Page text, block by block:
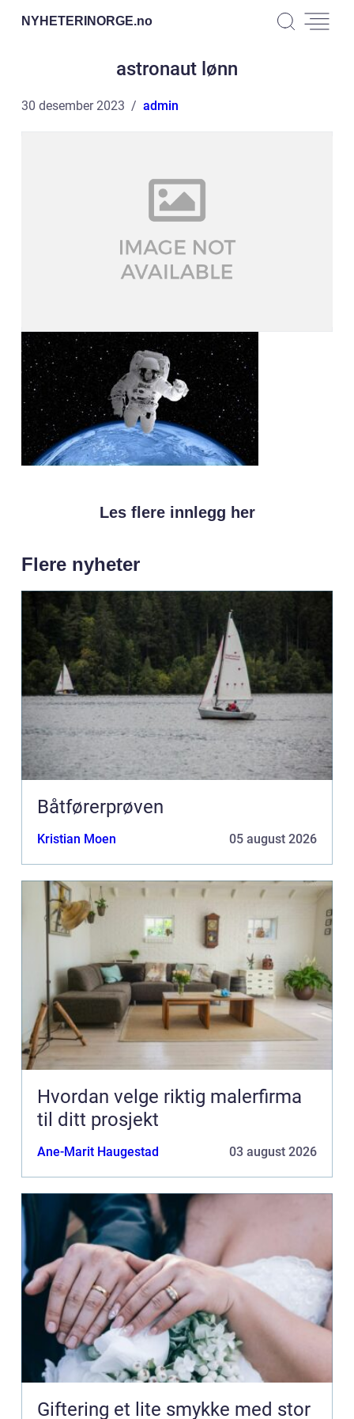
NYHETERINORGE.no
astronaut lønn
30 desember 2023 admin
Les flere innlegg her
Flere nyheter
Båtførerprøven
Kristian Moen 05 august 2026
Hvordan velge riktig malerfirma
til ditt prosjekt
Ane-Marit Haugestad 03 august 2026
Giftering et lite smykke med stor